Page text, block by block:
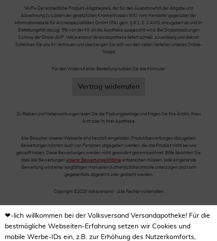
*AVP= Der einheitliche Produkt-Abgabepreis, der für den Ausnahmefall der Abgabe und
Abrechnung zu Lasten der gesetzlichen Krankenkassen (KK) vom Hersteller gegenüber der
Informationsstelle für Arzneispezialitäten GmbH (IFA) gem. § III 1, S. 2 AMG anzugeben ist und im
Erstattungsfall abzügl. 5% von der KK an die Apotheke ausgezahlt wird. Bei Doppelpackungen
Summe der Einzel-AVP. Volksversand Versandapotheke liefert schnell, zuverlässig und diskret.
Schenken Sie uns Ihr Vertrauen und überzeugen Sie sich von den vielen Vorteilen unseres Online-
Shops!
Für den Widerruf einer Bestellung nutzen Sie das Formular:
Vertrag widerrufen
Zu Risiken und Nebenwirkungen lesen Sie die Packungsbeilage und fragen Sie Ihre Ärztin, Ihren
Arzt oder in Ihrer Apotheke.
Alle Besucher unserer Webseite sind herzlich eingeladen, Produktbewertungen abzugeben.
Bewertungen können auch von Personen abgegeben werden, die das Produkt nicht bei uns
gekauft haben. Diese Bewertungen werden nicht gesondert gekennzeichnet. Bitte beachten Sie,
dass alle Bewertungen unserer Bewertungsrichtlinie entsprechen müssen. Jede eingehende
Bewertung wird einer sorgfältigen manuellen Authentizitätskontrolle unterzogen und kann
gegebenfalls abgelehnt oder gelöscht werden.
Copyright ©2026 Volksversand - Alle Rechte vorbehalten
❤-lich willkommen bei der Volksversand Versandapotheke! Für die
bestmögliche Webseiten-Erfahrung setzen wir Cookies und
mobile Werbe-IDs ein, z.B. zur Erhöhung des Nutzerkomforts,